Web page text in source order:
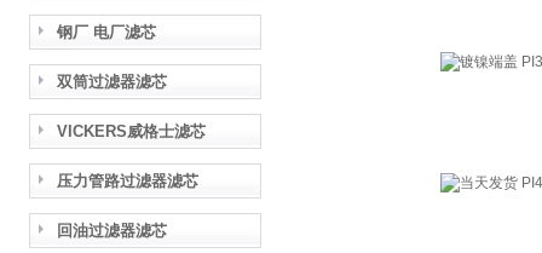
钢厂 电厂滤芯
双筒过滤器滤芯
VICKERS威格士滤芯
压力管路过滤器滤芯
回油过滤器滤芯